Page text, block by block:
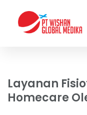
Layanan
Homecare